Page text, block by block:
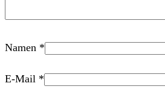
Namen *
E-Mail *